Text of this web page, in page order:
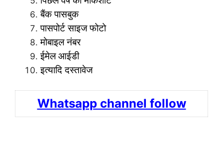
बैंक पासबुक
पासपोर्ट साइज फोटो
मोबाइल नंबर
ईमेल आईडी
इत्यादि दस्तावेज
Whatsapp channel follow